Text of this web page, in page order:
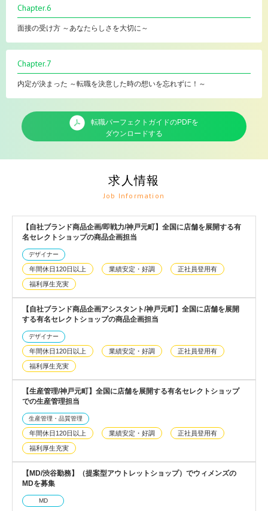
Chapter.6
面接の受け方 ～あなたらしさを大切に～
Chapter.7
内定が決まった ～転職を決意した時の想いを忘れずに！～
転職パーフェクトガイドのPDFを
ダウンロードする
求人情報
Job Information
【自社ブランド商品企画/即戦力/神戸元町】全国に店舗を展開する有
名セレクトショップの商品企画担当
デザイナー
年間休日120日以上 業績安定・好調 正社員登用有
福利厚生充実
【自社ブランド商品企画アシスタント/神戸元町】全国に店舗を展開
する有名セレクトショップの商品企画担当
デザイナー
年間休日120日以上 業績安定・好調 正社員登用有
福利厚生充実
【生産管理/神戸元町】全国に店舗を展開する有名セレクトショップ
での生産管理担当
生産管理・品質管理
年間休日120日以上 業績安定・好調 正社員登用有
福利厚生充実
【MD/渋谷勤務】（提案型アウトレットショップ）でウィメンズの
MDを募集
MD